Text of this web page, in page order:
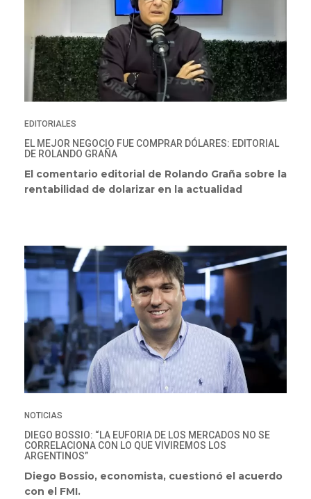
EDITORIALES
EL MEJOR NEGOCIO FUE COMPRAR DÓLARES: EDITORIAL
DE ROLANDO GRAÑA
El comentario editorial de Rolando Graña sobre la
rentabilidad de dolarizar en la actualidad
NOTICIAS
DIEGO BOSSIO: “LA EUFORIA DE LOS MERCADOS NO SE
CORRELACIONA CON LO QUE VIVIREMOS LOS
ARGENTINOS”
Diego Bossio, economista, cuestionó el acuerdo
con el FMI.